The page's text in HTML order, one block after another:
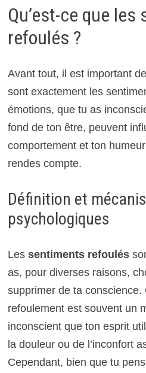
Qu’est-ce que
refoulés ?
Avant tout, il est important
sont exactement les
émotions, que tu as
fond de ton être, peuvent
comportement et ton
rendes compte.
Définition et
psychologiques
Les sentiments refoulés
as, pour diverses raisons,
supprimer de ta conscience.
refoulement est souvent un
inconscient que ton esprit
la douleur ou de l’inconfort
Cependant, bien que tu